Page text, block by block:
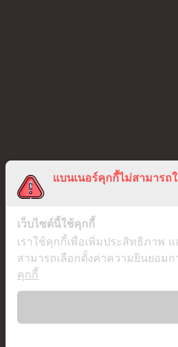
แบนเนอร์คุกกี้ไม่สามารถ
เว็บไซต์นี้ใช้คุกกี้
เราใช้คุกกี้เพื่อเพิ่มประสิทธิภาพ
สามารถเลือกตั้งค่าความยินยอม
คุกกี้